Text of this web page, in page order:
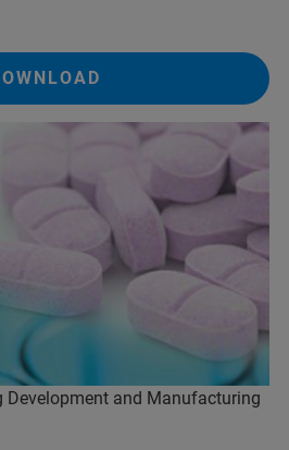
Development and Manufacturing